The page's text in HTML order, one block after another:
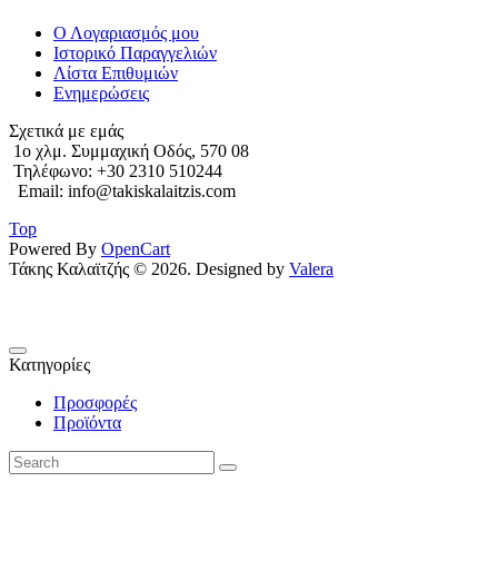
Ο Λογαριασμός μου
Ιστορικό Παραγγελιών
Λίστα Επιθυμιών
Ενημερώσεις
Σχετικά με εμάς
1o χλμ. Συμμαχική Οδός, 570 08
Τηλέφωνο: +30 2310 510244
Email: info@takiskalaitzis.com
Top
Powered By OpenCart
Τάκης Καλαϊτζής © 2026. Designed by Valera
Κατηγορίες
Προσφορές
Προϊόντα